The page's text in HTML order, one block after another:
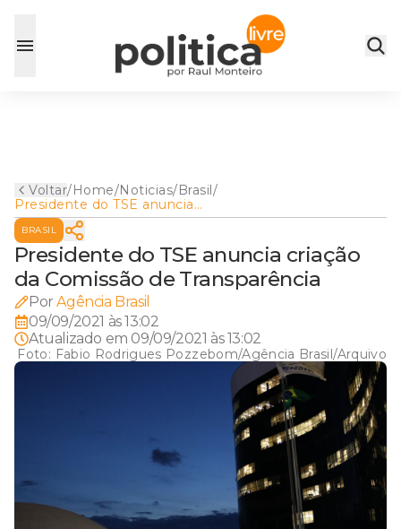
Voltar/Home/Noticias/Brasil/
Presidente do TSE anuncia
criação da Comissão de
Transparência
BRASIL
Presidente do TSE anuncia criação
da Comissão de Transparência
Por Agência Brasil
09/09/2021 às 13:02
Atualizado em 09/09/2021 às 13:02
Foto: Fabio Rodrigues Pozzebom/Agência Brasil/Arquivo